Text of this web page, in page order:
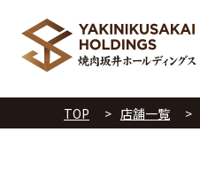
TOP 店舗一覧